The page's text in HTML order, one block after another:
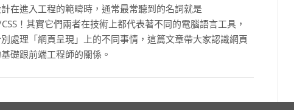
在進入工程的範疇時，通常最常聽到的名詞就是
！其實它們兩者在技術上都代表著不同的電腦語言工具，
處理「網頁呈現」上的不同事情，這篇文章帶大家認識網頁
礎跟前端工程師的關係。